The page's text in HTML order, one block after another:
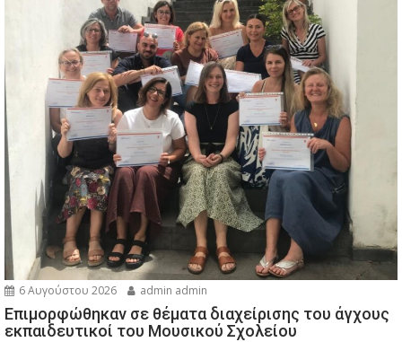
6 Αυγούστου 2026 admin admin
Eπιμορφώθηκαν σε θέματα διαχείρισης του άγχους
εκπαιδευτικοί του Μουσικού Σχολείου